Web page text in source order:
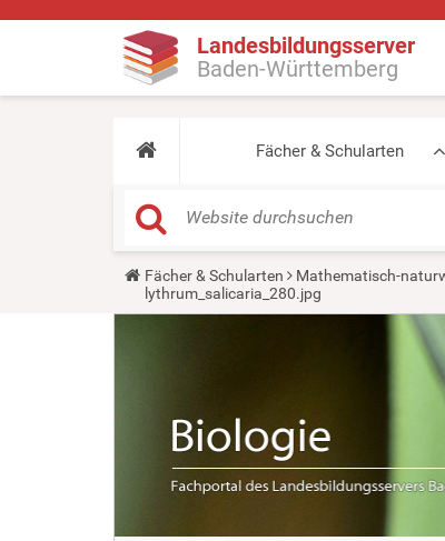
Landesbildungsserver
Baden-Württemberg
Fächer & Schularten
Y
u
Fächer & Schularten Mathematisch-
lythrum_salicaria_280.jpg